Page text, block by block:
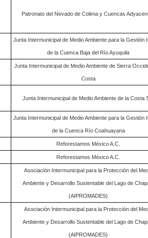
Patronato del Nevado de Colima y Cuencas
Junta Intermunicipal de Medio Ambiente para la Gestión
de la Cuenca Baja del Río Ayuquila
Junta Intermunicipal de Medio Ambiente de Sierra
Costa
Junta Intermunicipal de Medio Ambiente de la Costa
Junta Intermunicipal de Medio Ambiente para la Gestión
de la Cuenca Río Coahuayana
Reforestamos México A.C.
Reforestamos México A.C.
Asociación Intermunicipal para la Protección del
Ambiente y Desarrollo Sustentable del Lago de
(AIPROMADES)
Asociación Intermunicipal para la Protección del
Ambiente y Desarrollo Sustentable del Lago de
(AIPROMADES)